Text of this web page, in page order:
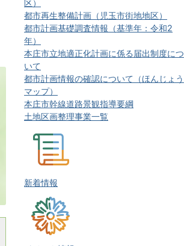
区）
都市再生整備計画（児玉市街地地区）
都市計画基礎調査情報（基準年：令和2
年）
本庄市立地適正化計画に係る届出制度につ
いて
都市計画情報の確認について（ほんじょう
マップ）
本庄市幹線道路景観指導要綱
土地区画整理事業一覧
新着情報